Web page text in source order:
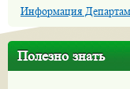
Информация
Полезно знать